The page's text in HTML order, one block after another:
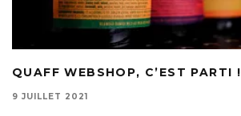
QUAFF WEBSHOP, C’EST PARTI !
9 JUILLET 2021